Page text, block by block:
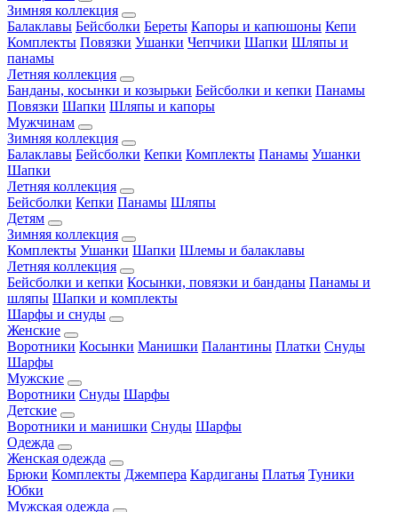
Зимняя коллекция
Балаклавы Бейсболки Береты Капоры и капюшоны Кепи
Комплекты Повязки Ушанки Чепчики Шапки Шляпы и
панамы
Летняя коллекция
Банданы, косынки и козырьки Бейсболки и кепки Панамы
Повязки Шапки Шляпы и капоры
Мужчинам
Зимняя коллекция
Балаклавы Бейсболки Кепки Комплекты Панамы Ушанки
Шапки
Летняя коллекция
Бейсболки Кепки Панамы Шляпы
Детям
Зимняя коллекция
Комплекты Ушанки Шапки Шлемы и балаклавы
Летняя коллекция
Бейсболки и кепки Косынки, повязки и банданы Панамы и
шляпы Шапки и комплекты
Шарфы и снуды
Женские
Воротники Косынки Манишки Палантины Платки Снуды
Шарфы
Мужские
Воротники Снуды Шарфы
Детские
Воротники и манишки Снуды Шарфы
Одежда
Женская одежда
Брюки Комплекты Джемпера Кардиганы Платья Туники
Юбки
Мужская одежда